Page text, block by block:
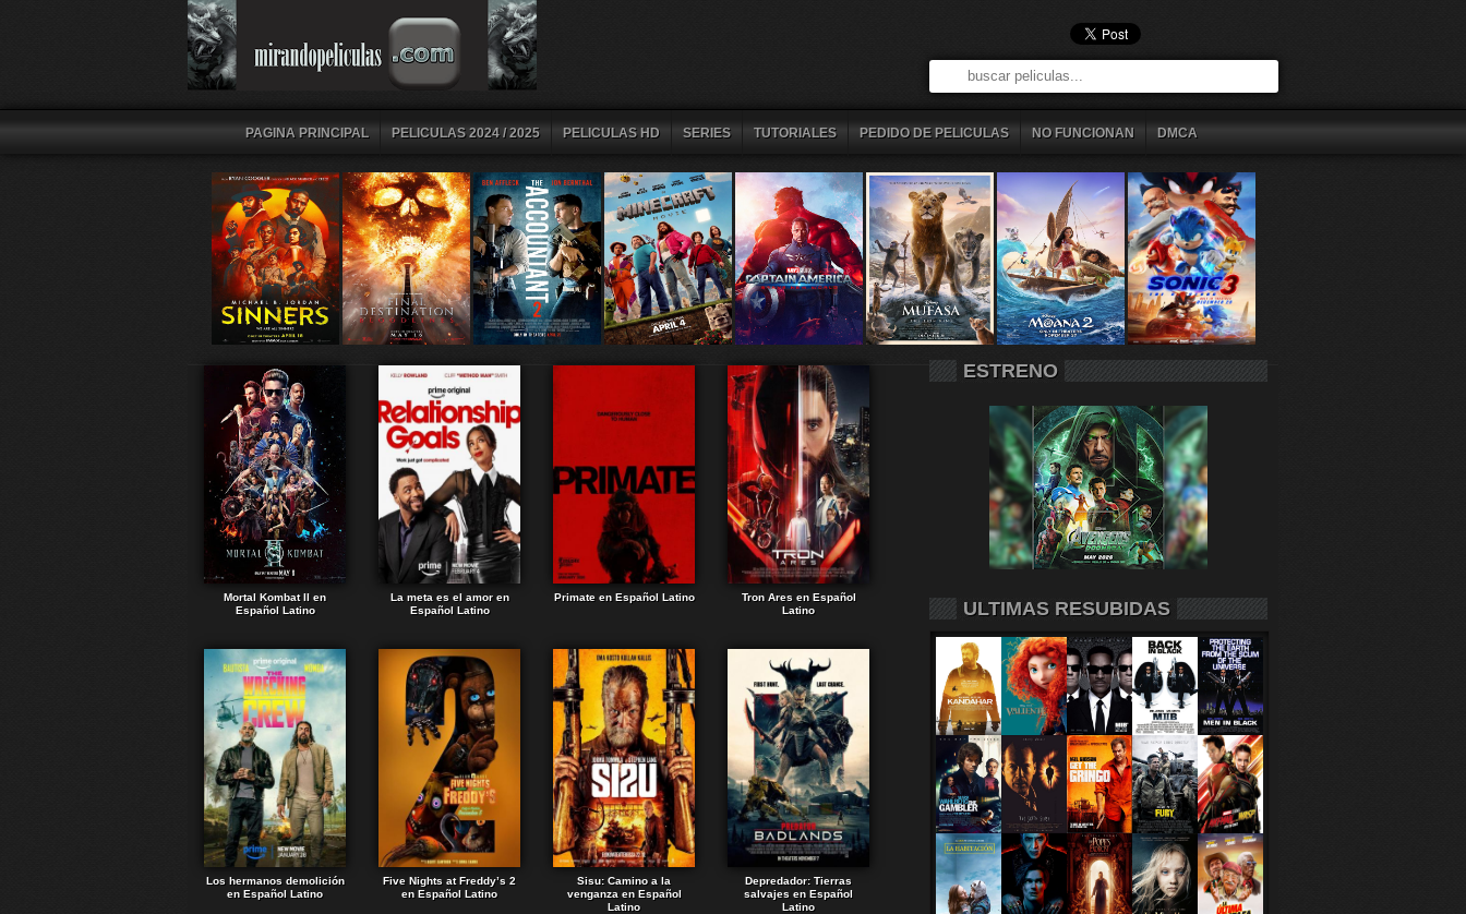
PAGINA PRINCIPAL PELICULAS 2024 / 2025 PELICULAS HD SERIES TUTORIALES PEDIDO DE PELICULAS NO FUNCIONAN DMCA
Mortal Kombat II en
Español Latino
La meta es el amor en
Español Latino
Primate en Español Latino
Tron Ares en Español
Latino
Los hermanos demolición
en Español Latino
Five Nights at Freddy’s 2
en Español Latino
Sisu: Camino a la
venganza en Español
Latino
Depredador: Tierras
salvajes en Español
Latino
ESTRENO
ULTIMAS RESUBIDAS